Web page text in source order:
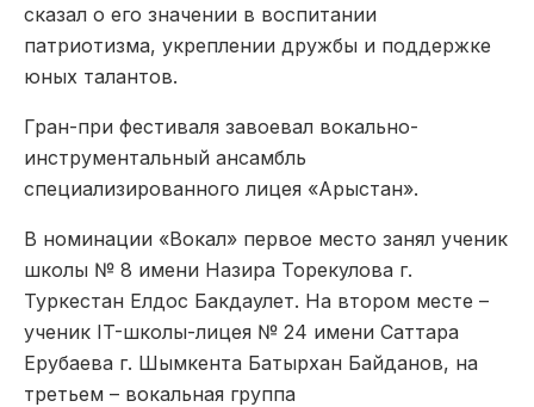
сказал о его значении в воспитании
патриотизма, укреплении дружбы и поддержке
юных талантов.
Гран-при фестиваля завоевал вокально-
инструментальный ансамбль
специализированного лицея «Арыстан».
В номинации «Вокал» первое место занял ученик
школы № 8 имени Назира Торекулова г.
Туркестан Елдос Бакдаулет. На втором месте –
ученик IT-школы-лицея № 24 имени Саттара
Ерубаева г. Шымкента Батырхан Байданов, на
третьем – вокальная группа